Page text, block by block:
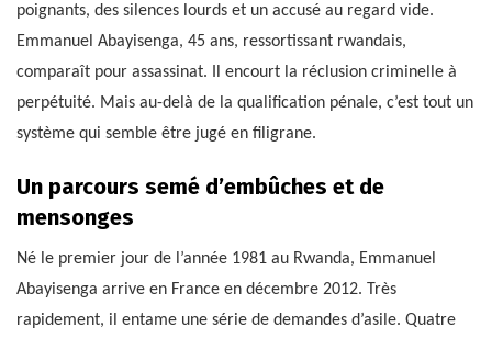
poignants, des silences lourds et un accusé au regard vide.
Emmanuel Abayisenga, 45 ans, ressortissant rwandais,
comparaît pour assassinat. Il encourt la réclusion criminelle à
perpétuité. Mais au-delà de la qualification pénale, c’est tout un
système qui semble être jugé en filigrane.
Un parcours semé d’embûches et de
mensonges
Né le premier jour de l’année 1981 au Rwanda, Emmanuel
Abayisenga arrive en France en décembre 2012. Très
rapidement, il entame une série de demandes d’asile. Quatre